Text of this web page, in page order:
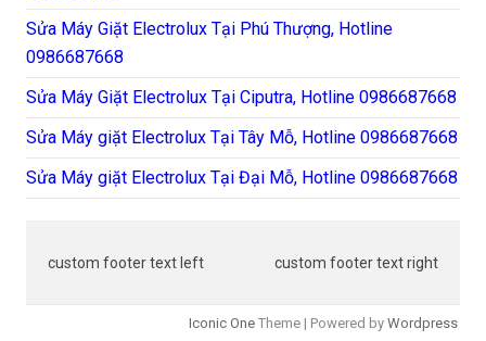
Sửa Máy Giặt Electrolux Tại Phú Thượng, Hotline
0986687668
Sửa Máy Giặt Electrolux Tại Ciputra, Hotline 0986687668
Sửa Máy giặt Electrolux Tại Tây Mỗ, Hotline 0986687668
Sửa Máy giặt Electrolux Tại Đại Mỗ, Hotline 0986687668
custom footer text left custom footer text right
Iconic One Theme | Powered by Wordpress